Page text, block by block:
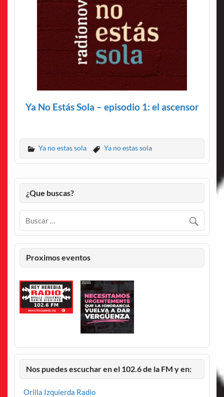
Ya No Estás Sola – episodio 1: el ascensor
Ya no estas sola Ya no estas sola
¿Que buscas?
Proximos eventos
Nos puedes escuchar en el 102.6 de la FM y en:
Orilla Izquierda Radio